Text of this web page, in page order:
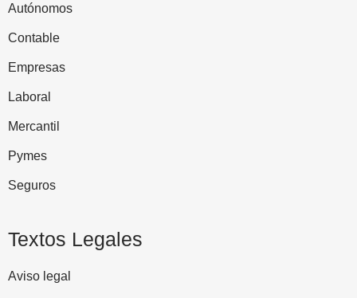
Autónomos
Contable
Empresas
Laboral
Mercantil
Pymes
Seguros
Textos Legales
Aviso legal